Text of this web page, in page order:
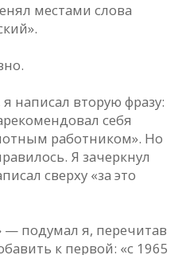
местами слова
написал вторую фразу:
себя
работником». Но
Я зачеркнул
сверху «за это
— подумал я, перечитав
к первой: «с 1965